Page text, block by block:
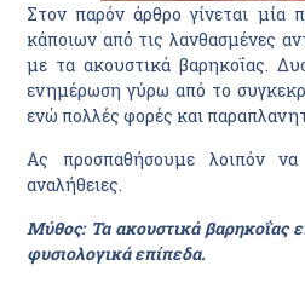
Στον παρόν άρθρο γίνεται μία
κάποιων από τις λανθασμένες
με τα ακουστικά βαρηκοΐας.
ενημέρωση γύρω από το
ενώ πολλές φορές και
Ας προσπαθήσουμε λοιπόν να
αναλήθειες.
Μύθος: Τα ακουστικά βαρηκοΐας
φυσιολογικά επίπεδα.